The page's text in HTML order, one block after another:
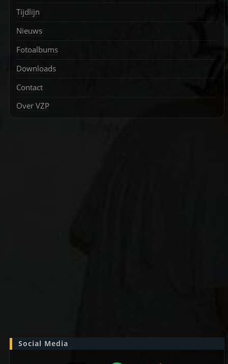
Tijdlijn
Nieuws
Fotoalbums
Downloads
Contact
Over VZP
Social Media